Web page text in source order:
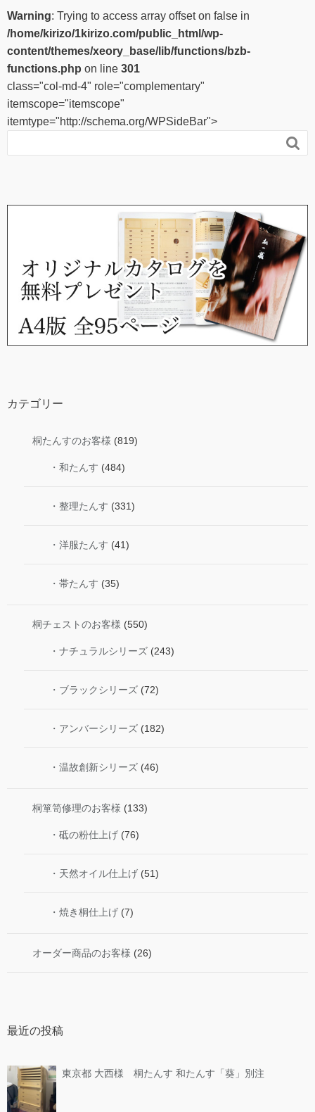
Warning: Trying to access array offset on false in
/home/kirizo/1kirizo.com/public_html/wp-
content/themes/xeory_base/lib/functions/bzb-
functions.php on line 301
class="col-md-4" role="complementary"
itemscope="itemscope"
itemtype="http://schema.org/WPSideBar">

カテゴリー
桐たんすのお客様 (819)
・和たんす (484)
・整理たんす (331)
・洋服たんす (41)
・帯たんす (35)
桐チェストのお客様 (550)
・ナチュラルシリーズ (243)
・ブラックシリーズ (72)
・アンバーシリーズ (182)
・温故創新シリーズ (46)
桐箪笥修理のお客様 (133)
・砥の粉仕上げ (76)
・天然オイル仕上げ (51)
・焼き桐仕上げ (7)
オーダー商品のお客様 (26)
最近の投稿
東京都 大西様 桐たんす 和たんす「葵」別注